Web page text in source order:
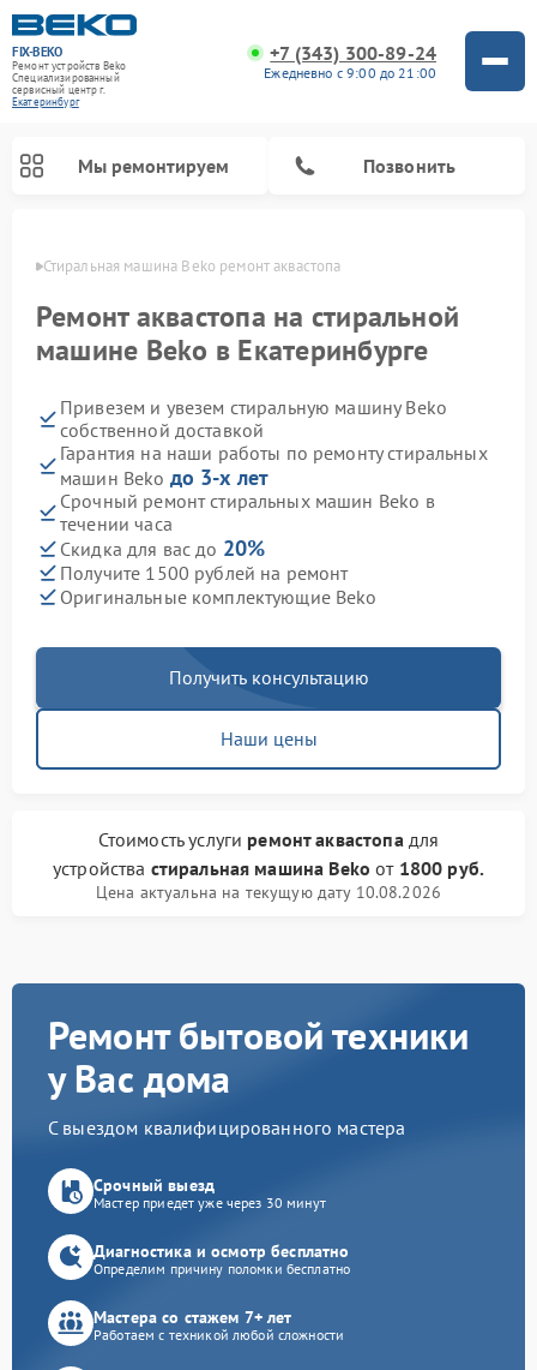
FIX-BEKO
Ремонт устройств Beko
Специализированный
cервисный центр г.
Екатеринбург
+7 (343) 300-89-24
Ежедневно с 9:00 до 21:00
Мы ремонтируем Позвонить
Стиральная машина Beko ремонт аквастопа
Ремонт аквастопа на стиральной
машине Beko в Екатеринбурге
Привезем и увезем стиральную машину Beko
собственной доставкой
Гарантия на наши работы по ремонту стиральных
машин Beko до 3-х лет
Срочный ремонт стиральных машин Beko в
течении часа
Скидка для вас до 20%
Получите 1500 рублей на ремонт
Оригинальные комплектующие Beko
Получить консультацию
Наши цены
Стоимость услуги ремонт аквастопадля
устройства стиральная машина Beko от 1800 руб.
Цена актуальна на текущую дату 10.08.2026
Ремонт бытовой техники
у Вас дома
С выездом квалифицированного мастера
Срочный выезд
Мастер приедет уже через 30 минут
Диагностика и осмотр бесплатно
Определим причину поломки бесплатно
Мастера со стажем 7+ лет
Работаем с техникой любой сложности